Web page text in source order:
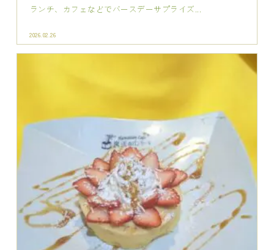
テイクアウト おうちカフェ
2026.02.06